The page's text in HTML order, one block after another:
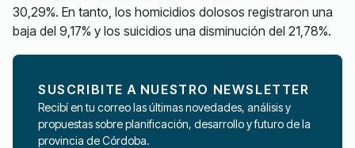
30,29%. En tanto, los homicidios dolosos registraron una
baja del 9,17% y los suicidios una disminución del 21,78%.
SUSCRIBITE A NUESTRO NEWSLETTER
Recibí en tu correo las últimas novedades, análisis y
propuestas sobre planificación, desarrollo y futuro de la
provincia de Córdoba.